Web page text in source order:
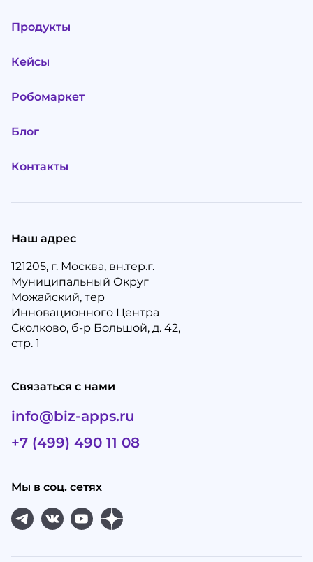
Продукты
Кейсы
Робомаркет
Блог
Контакты
Наш адрес
121205, г. Москва, вн.тер.г.
Муниципальный Округ
Можайский, тер
Инновационного Центра
Сколково, б-р Большой, д. 42,
стр. 1
Связаться с нами
info@biz-apps.ru
+7 (499) 490 11 08
Мы в соц. сетях